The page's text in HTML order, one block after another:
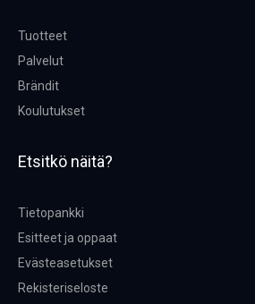
Tuotteet
Palvelut
Brändit
Koulutukset
Etsitkö näitä?
Tietopankki
Esitteet ja oppaat
Evästeasetukset
Rekisteriseloste